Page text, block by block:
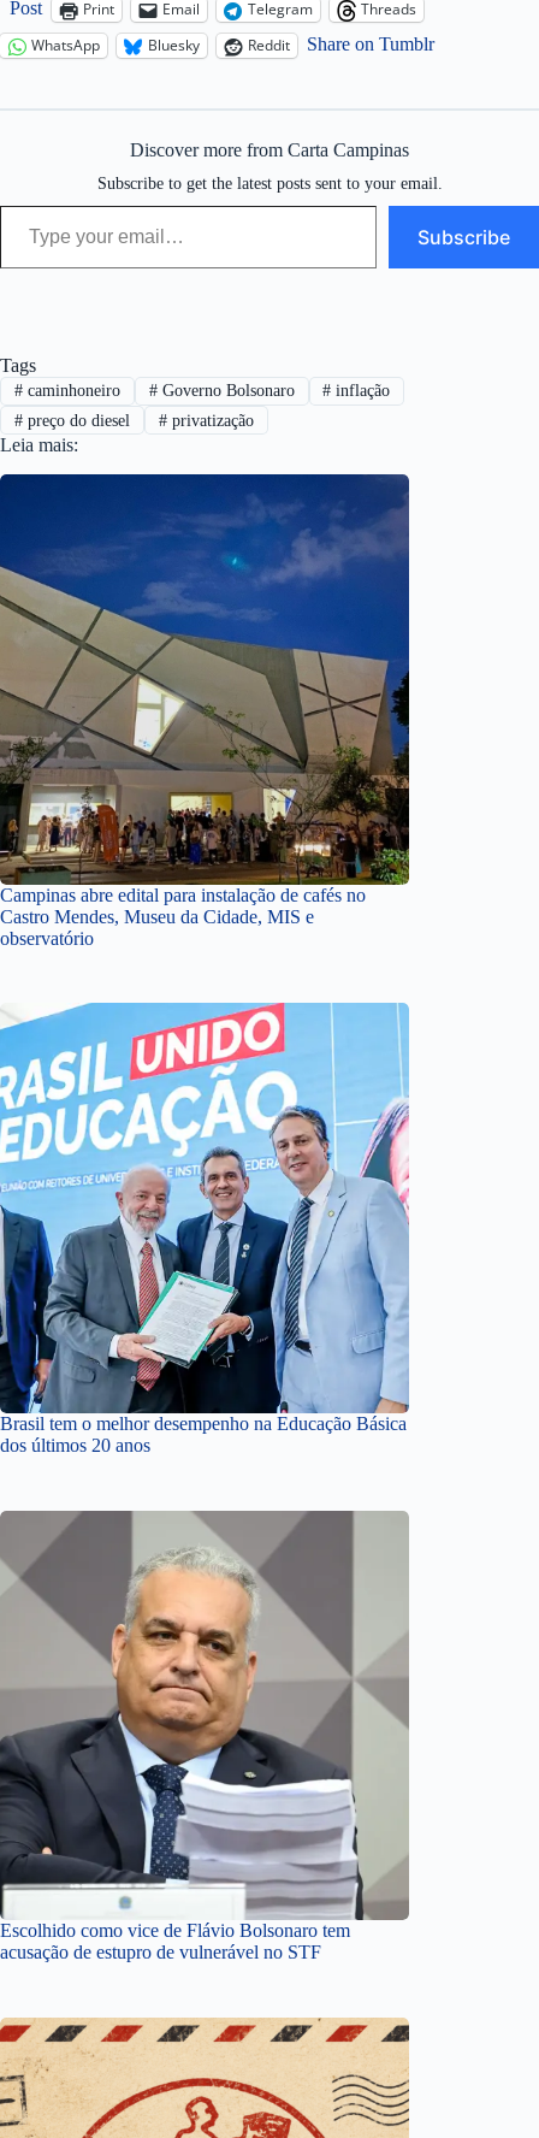
Post Print Email Telegram
Threads
WhatsApp
Bluesky Reddit Share on Tumblr
Discover more from Carta Campinas
Subscribe to get the latest posts sent to your email.
Type your email…
Subscribe
Tags
#caminhoneiro #Governo Bolsonaro # inflação
#preço do diesel #privatização
Leia mais:
Campinas abre edital para instalação de cafés no
Castro Mendes, Museu da Cidade, MIS e
observatório
Brasil tem o melhor desempenho na Educação Básica
dos últimos 20 anos
Escolhido como vice de Flávio Bolsonaro tem
acusação de estupro de vulnerável no STF